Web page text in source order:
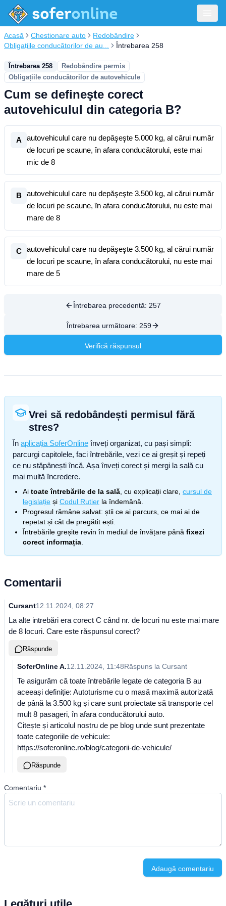
Acasă Chestionare auto
Redobândire
Obligațiile conducătorilor de au...
Întrebarea 258
Întrebarea 258
Redobândire permis
Obligațiile conducătorilor de autovehicule
Cum se defineşte corect
autovehiculul din categoria B?
A
autovehiculul care nu depăşeşte 5.000 kg, al cărui număr
de locuri pe scaune, în afara conducătorului, este mai
mic de 8
B
autovehiculul care nu depăşeşte 3.500 kg, al cărui număr
de locuri pe scaune, în afara conducătorului, nu este mai
mare de 8
C
autovehiculul care nu depăşeşte 3.500 kg, al cărui număr
de locuri pe scaune, în afara conducătorului, nu este mai
mare de 5
Întrebarea precedentă: 257
Întrebarea următoare: 259
Verifică răspunsul
Vrei să redobândești permisul fără
stres?
În aplicația SoferOnline înveți organizat, cu pași simpli:
parcurgi capitolele, faci întrebările, vezi ce ai greșit și repeți
ce nu stăpânești încă. Așa înveți corect și mergi la sală cu
mai multă încredere.
Ai toate întrebările de la sală , cu explicații clare, cursul de
legislație și Codul Rutier la îndemână.
Progresul rămâne salvat: știi ce ai parcurs, ce mai ai de
repetat și cât de pregătit ești.
Întrebările greșite revin în mediul de învățare până fixezi
corect informația
Comentarii
Cursant12.11.2024, 08:27
La alte intrebări era corect C când nr. de locuri nu este mai mare
de 8 locuri. Care este răspunsul corect?
Răspunde
SoferOnline A.12.11.2024, 11:48Răspuns la Cursant
Te asigurăm că toate întrebările legate de categoria B au
aceeași definiție: Autoturisme cu o masă maximă autorizată
de până la 3.500 kg și care sunt proiectate să transporte cel
mult 8 pasageri, în afara conducătorului auto.
Citește și articolul nostru de pe blog unde sunt prezentate
toate categoriile de vehicule:
https://soferonline.ro/blog/categorii-de-vehicule/
Răspunde
Comentariu *
Adaugă comentariu